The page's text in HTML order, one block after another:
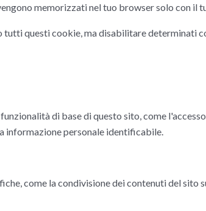
memorizzati nel tuo browser solo con il
tutti questi cookie, ma disabilitare determinati
di base di questo sito, come
informazione personale identificabile.
come la condivisione dei contenuti del sito